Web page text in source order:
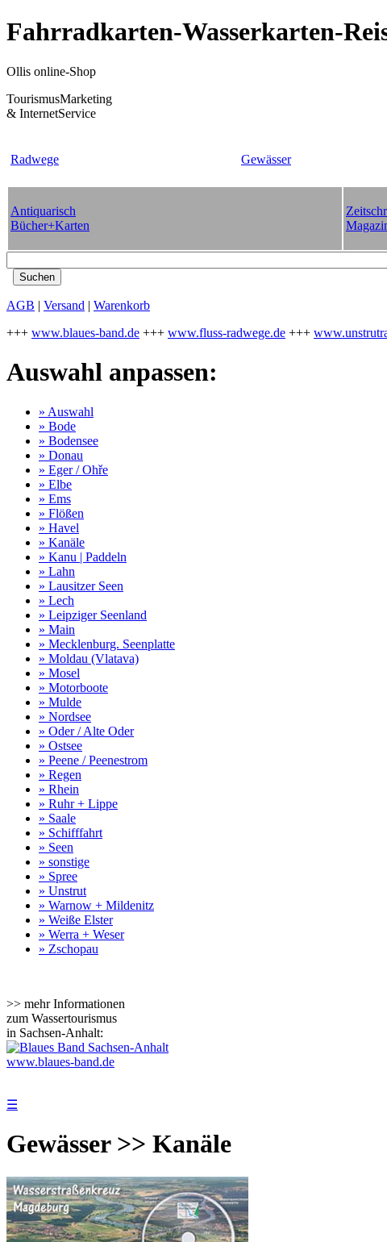
Fahrradkarten-Wasserkarten-
Ollis online-Shop
TourismusMarketing
& InternetService
Radwege Gewässer
Antiquarisch
Bücher+Karten
AGB | Versand | Warenkorb
+++ www.blaues-band.de +++ www.fluss-radwege.de +++
Auswahl anpassen:
» Auswahl
» Bode
» Bodensee
» Donau
» Eger / Ohře
» Elbe
» Ems
» Flößen
» Havel
» Kanäle
» Kanu | Paddeln
» Lahn
» Lausitzer Seen
» Lech
» Leipziger Seenland
» Main
» Mecklenburg. Seenplatte
» Moldau (Vlatava)
» Mosel
» Motorboote
» Mulde
» Nordsee
» Oder / Alte Oder
» Ostsee
» Peene / Peenestrom
» Regen
» Rhein
» Ruhr + Lippe
» Saale
» Schifffahrt
» Seen
» sonstige
» Spree
» Unstrut
» Warnow + Mildenitz
» Weiße Elster
» Werra + Weser
» Zschopau
>> mehr Informationen
zum Wassertourismus
in Sachsen-Anhalt:
www.blaues-band.de
☰
Gewässer >> Kanäle